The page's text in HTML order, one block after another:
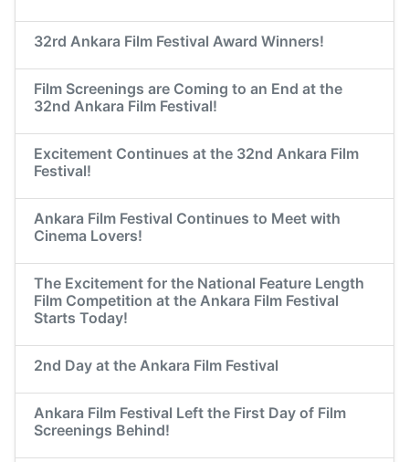
32rd Ankara Film Festival Award Winners!
Film Screenings are Coming to an End at the
32nd Ankara Film Festival!
Excitement Continues at the 32nd Ankara Film
Festival!
Ankara Film Festival Continues to Meet with
Cinema Lovers!
The Excitement for the National Feature Length
Film Competition at the Ankara Film Festival
Starts Today!
2nd Day at the Ankara Film Festival
Ankara Film Festival Left the First Day of Film
Screenings Behind!